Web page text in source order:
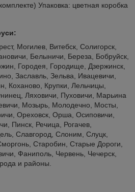
Упаковка: цветная коробка
Могилев, Витебск, Солигорск,
Белыничи, Береза, Бобруйск,
Городея, Городище, Дзержинск,
Заславль, Зельва, Ивацевичи,
Коханово, Крупки, Лельчицы,
Ляховичи, Пуховичи, Марьина
Мозырь, Молодечно, Мосты,
Ореховск, Орша, Осиповичи,
Пинск, Речица, Рогачев,
Славгород, Слоним, Слуцк,
Старобин, Старые Дороги,
Фаниполь, Червень, Чечерск,
и районы.